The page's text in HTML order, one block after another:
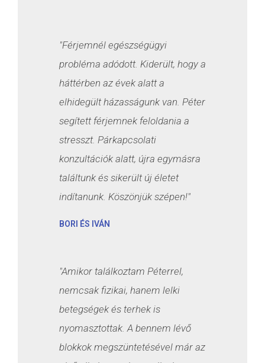
"Férjemnél egészségügyi
probléma adódott. Kiderült, hogy a
háttérben az évek alatt a
elhidegült házasságunk van. Péter
segített férjemnek feloldania a
stresszt. Párkapcsolati
konzultációk alatt, újra egymásra
találtunk és sikerült új életet
indítanunk. Köszönjük szépen!"
BORI ÉS IVÁN
"Amikor találkoztam Péterrel,
nemcsak fizikai, hanem lelki
betegségek és terhek is
nyomasztottak. A bennem lévő
blokkok megszüntetésével már az